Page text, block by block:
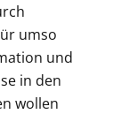
umso
und
in den
wollen